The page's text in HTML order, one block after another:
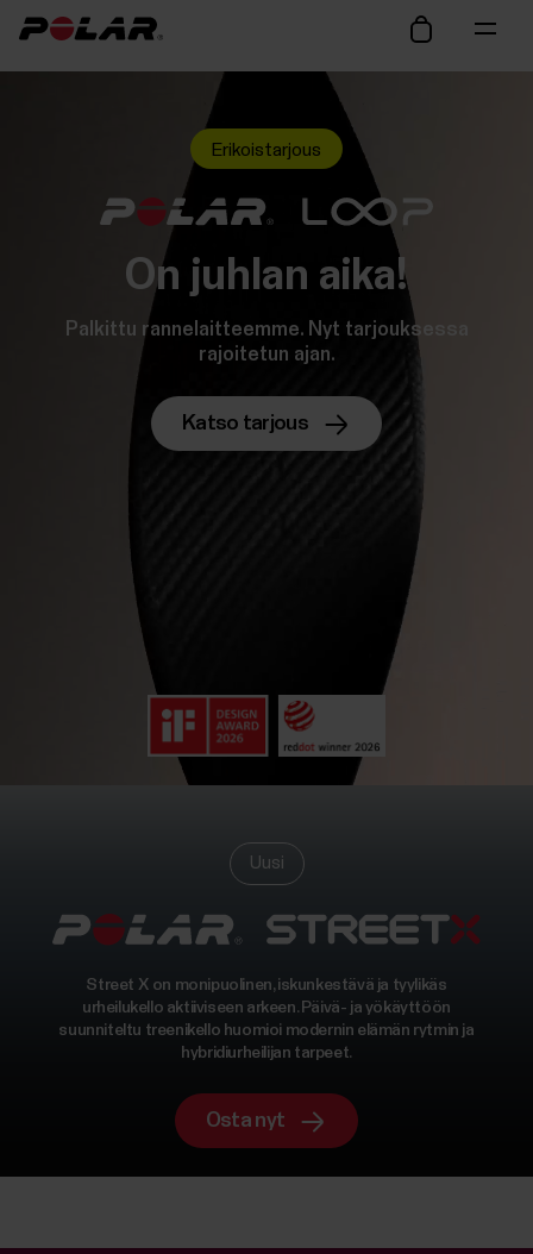
Erikoistarjous
On juhlan aika!
Palkittu rannelaitteemme. Nyt tarjouksessa
rajoitetun ajan.
Katso tarjous
Uusi
Street X on monipuolinen, iskunkestävä ja tyylikäs
urheilukello aktiiviseen arkeen. Päivä- ja yökäyttöön
suunniteltu treenikello huomioi modernin elämän rytmin ja
hybridiurheilijan tarpeet.
Osta nyt